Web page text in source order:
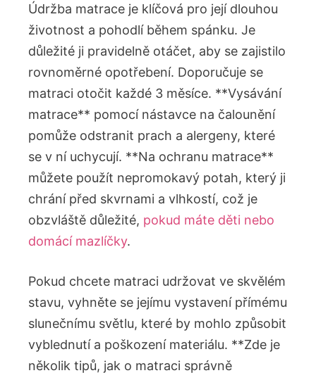
Údržba matrace je klíčová pro její dlouhou
životnost a pohodlí během spánku. Je
důležité ji pravidelně otáčet, aby se zajistilo
rovnoměrné opotřebení. Doporučuje se
matraci otočit každé 3 měsíce. **Vysávání
matrace** pomocí nástavce na čalounění
pomůže odstranit prach a alergeny, které
se v ní uchycují. **Na ochranu matrace**
můžete použít nepromokavý potah, který ji
chrání před skvrnami a vlhkostí, což je
obzvláště důležité, pokud máte děti nebo
domácí mazlíčky.
Pokud chcete matraci udržovat ve skvělém
stavu, vyhněte se jejímu vystavení přímému
slunečnímu světlu, které by mohlo způsobit
vyblednutí a poškození materiálu. **Zde je
několik tipů, jak o matraci správně